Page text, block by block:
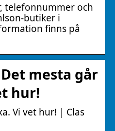
telefonnummer och
butiker i
finns på
mesta går
hur!
Vi vet hur! | Clas